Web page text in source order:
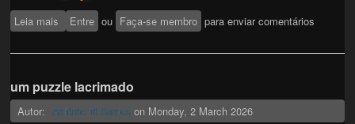
Leia mais sobre um puzzle lacrimado
Entre ou Faça-se membro para enviar comentários
um puzzle lacrimado
Autor: António Tê Santos on Monday, 2 March 2026